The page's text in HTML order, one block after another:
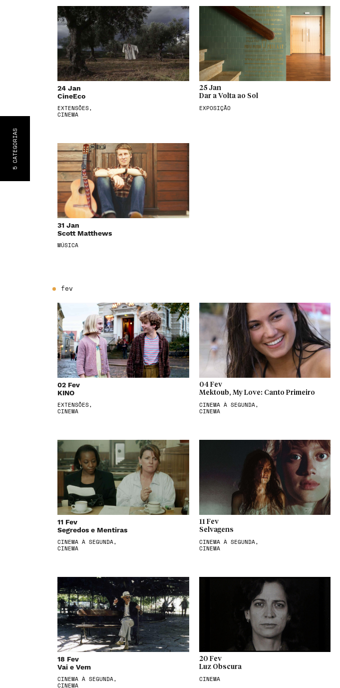
5
CATEGORIA
S
24 Jan
CineEco
EXTENSÕES,
CINEMA
25 Jan
Dar a Volta ao Sol
EXPOSIÇÃO
31 Jan
Scott Matthews
MÚSICA
fev
02 Fev
KINO
EXTENSÕES,
CINEMA
04 Fev
Mektoub, My Love: Canto Primeiro
CINEMA À SEGUNDA,
CINEMA
11 Fev
Segredos e Mentiras
CINEMA À SEGUNDA,
CINEMA
11 Fev
Selvagens
CINEMA À SEGUNDA,
CINEMA
18 Fev
Vai e Vem
CINEMA À SEGUNDA,
CINEMA
20 Fev
Luz Obscura
CINEMA